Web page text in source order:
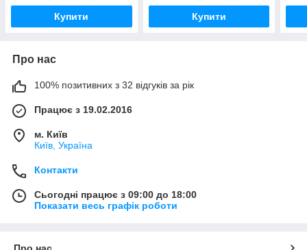
Купити Купити
Про нас
100% позитивних з 32 відгуків за рік
Працює з 19.02.2016
м. Київ
Київ, Україна
Контакти
Сьогодні працює з 09:00 до 18:00
Показати весь графік роботи